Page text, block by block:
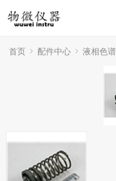
首页 配件中心 液相色